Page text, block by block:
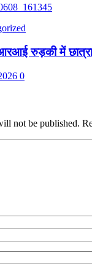
रुड़की में छात्राओं
0
not be published.